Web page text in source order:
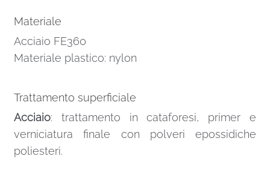
Materiale
Acciaio FE360
Materiale plastico: nylon
Trattamento superficiale
Acciaio: trattamento in cataforesi, primer e
verniciatura finale con polveri epossidiche
poliesteri.